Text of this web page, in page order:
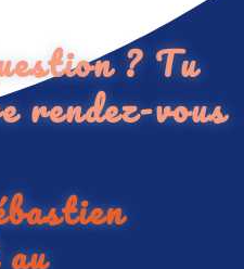
? Tu
rendez-vous